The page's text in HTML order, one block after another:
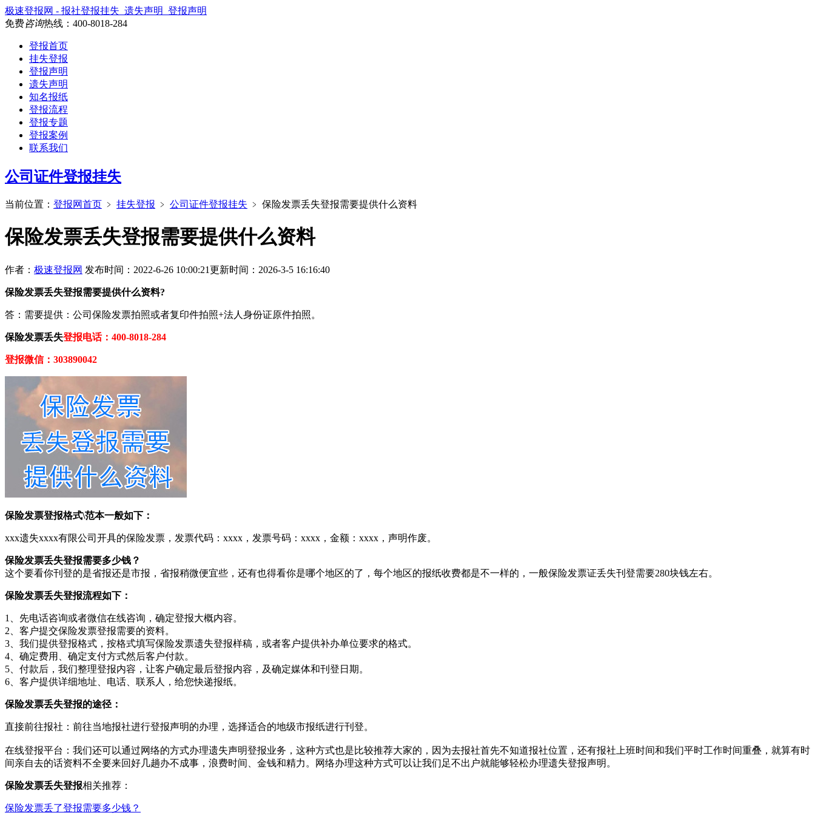
极速登报网 - 报社登报挂失_遗失声明_登报声明
免费咨询热线： 400-8018-284
登报首页
挂失登报
登报声明
遗失声明
知名报纸
登报流程
登报专题
登报案例
联系我们
公司证件登报挂失
当前位置： 登报网首页 ﹥ 挂失登报 ﹥ 公司证件登报挂失 ﹥ 保险发票丢失登报需要提供什么资料
保险发票丢失登报需要提供什么资料
作者： 极速登报网 发布时间：2022-6-26 10:00:21更新时间：2026-3-5 16:16:40
保险发票丢失登报需要提供什么资料?
答：需要提供：公司保险发票拍照或者复印件拍照+法人身份证原件拍照。
保险发票丢失登报电话：400-8018-284
登报微信：303890042
保险发票登报格式\范本一般如下：
xxx遗失xxxx有限公司开具的保险发票，发票代码：xxxx，发票号码：xxxx，金额：xxxx，声明作废。
保险发票丢失登报需要多少钱？
这个要看你刊登的是省报还是市报，省报稍微便宜些，还有也得看你是哪个地区的了，每个地区的报纸收费都是不一样的，一般保险发票证丢失刊登需要280块钱左右。
保险发票丢失登报流程如下：
1、先电话咨询或者微信在线咨询，确定登报大概内容。
2、客户提交保险发票登报需要的资料。
3、我们提供登报格式，按格式填写保险发票遗失登报样稿，或者客户提供补办单位要求的格式。
4、确定费用、确定支付方式然后客户付款。
5、付款后，我们整理登报内容，让客户确定最后登报内容，及确定媒体和刊登日期。
6、客户提供详细地址、电话、联系人，给您快递报纸。
保险发票丢失登报的途径：‌
直接前往报社‌：‌前往当地报社进行登报声明的办理，‌选择适合的地级市报纸进行刊登。‌
在线登报平台‌：‌我们还可以通过网络的方式办理遗失声明登报业务，这种方式也是比较推荐大家的，因为去报社首先不知道报社位置，还有报社上班时间和我们平时工作时间重叠，就算有时
间亲自去的话资料不全要来回好几趟办不成事，浪费时间、金钱和精力。网络办理这种方式可以让我们足不出户就能够轻松办理遗失登报声明。
保险发票丢失登报相关推荐：
保险发票丢了登报需要多少钱？